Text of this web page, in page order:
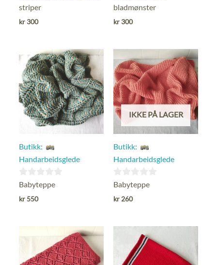
ut
av
striper
kr 300
ut
av
bladmønster
kr 300
Butikk:
Handarbeidsglede
0
ut
Babyteppe
kr550
IKKE PÅ LAGER
Butikk:
Handarbeidsglede
0
ut
Babyteppe
kr 260